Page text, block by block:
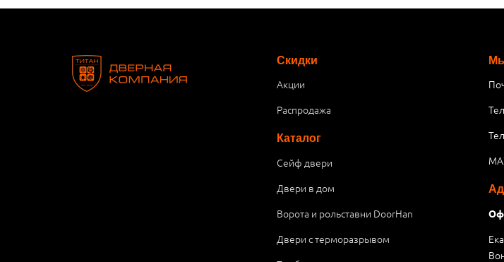
Скидки
Акции
Распродажа
Каталог
Сейф двери
Двери в дом
Ворота и рольставни DoorHan
Двери с терморазрывом